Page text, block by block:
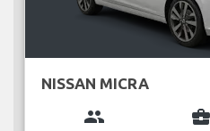
NISSAN MICRA
group business_center